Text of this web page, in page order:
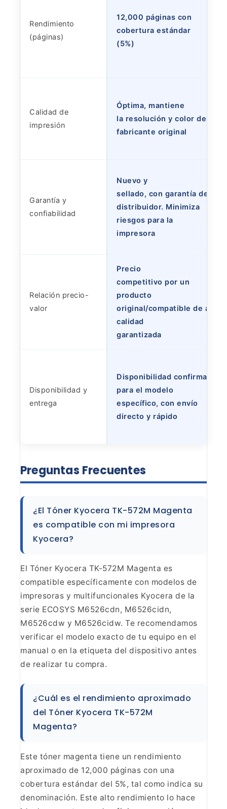
Rendimiento
(páginas)
12,000 páginas con
cobertura estándar
(5%)
Calidad de
impresión
Óptima, mantiene
la resolución y color del
fabricante original
Garantía y
confiabilidad
Nuevo y
sellado, con garantía del
distribuidor. Minimiza
riesgos para la
impresora
Relación precio-
valor
Precio
competitivo por un
producto
original/compatible de alta
calidad
garantizada
Disponibilidad y
entrega
Disponibilidad confirmada
para el modelo
específico, con envío
directo y rápido
Preguntas Frecuentes
¿El Tóner Kyocera TK-572M Magenta
es compatible con mi impresora
Kyocera?
El Tóner Kyocera TK-572M Magenta es
compatible específicamente con modelos de
impresoras y multifuncionales Kyocera de la
serie ECOSYS M6526cdn, M6526cidn,
M6526cdw y M6526cidw. Te recomendamos
verificar el modelo exacto de tu equipo en el
manual o en la etiqueta del dispositivo antes
de realizar tu compra.
¿Cuál es el rendimiento aproximado
del Tóner Kyocera TK-572M
Magenta?
Este tóner magenta tiene un rendimiento
aproximado de 12,000 páginas con una
cobertura estándar del 5%, tal como indica su
denominación. Este alto rendimiento lo hace